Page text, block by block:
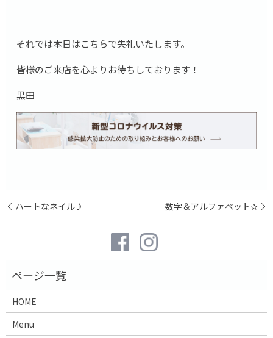
それでは本日はこちらで失礼いたします。
皆様のご来店を心よりお待ちしております！
黒田
ハートなネイル♪ 数字＆アルファベット✰
HOME
Menu